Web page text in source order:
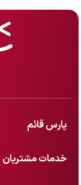
پارس قائم
خدمات مشتریان